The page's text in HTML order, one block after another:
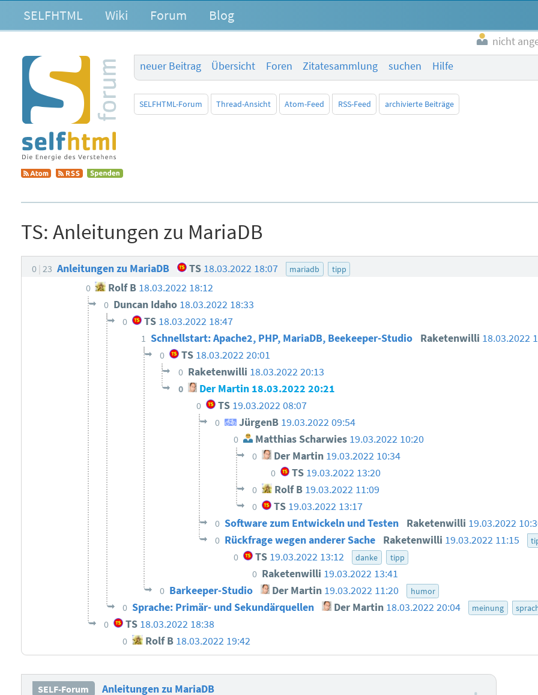
SELFHTML Wiki Forum Blog
nicht
neuer Beitrag
Übersicht Foren Zitatesammlung suchen Hilfe
SELFHTML-Forum Thread-Ansicht Atom-Feed RSS-Feed archivierte Beiträge
TS: Anleitungen zu MariaDB
0 23 Anleitungen zu MariaDB TS 18.03.2022 18:07 mariadb tipp
0 Rolf B 18.03.2022 18:12
0 Duncan Idaho 18.03.2022 18:33
0 TS 18.03.2022 18:47
1 Schnellstart: Apache2, PHP, MariaDB, Beekeeper-Studio Raketenwilli 18.03.2022
0 TS 18.03.2022 20:01
0 Raketenwilli 18.03.2022 20:13
0 Der Martin 18.03.2022 20:21
0 TS 19.03.2022 08:07
0 JürgenB 19.03.2022 09:54
0 Matthias Scharwies 19.03.2022 10:20
0 Der Martin 19.03.2022 10:34
0 TS 19.03.2022 13:20
0 Rolf B 19.03.2022 11:09
0 TS 19.03.2022 13:17
0 Software zum Entwickeln und Testen Raketenwilli 19.03.2022
0 Rückfrage wegen anderer Sache Raketenwilli 19.03.2022 11:15
0 TS 19.03.2022 13:12 danke tipp
0 Raketenwilli 19.03.2022 13:41
0 Barkeeper-Studio Der Martin 19.03.2022 11:20 humor
0 Sprache: Primär- und Sekundärquellen Der Martin 18.03.2022 20:04 meinung
0 TS 18.03.2022 18:38
0 Rolf B 18.03.2022 19:42
SELF-Forum
Anleitungen zu MariaDB